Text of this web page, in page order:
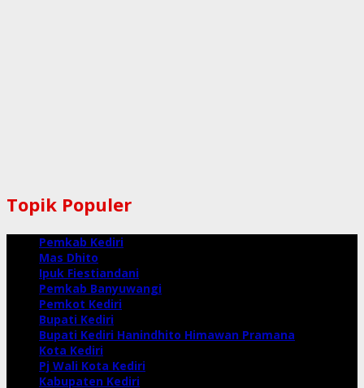
Topik Populer
Pemkab Kediri
Mas Dhito
Ipuk Fiestiandani
Pemkab Banyuwangi
Pemkot Kediri
Bupati Kediri
Bupati Kediri Hanindhito Himawan Pramana
Kota Kediri
Pj Wali Kota Kediri
Kabupaten Kediri